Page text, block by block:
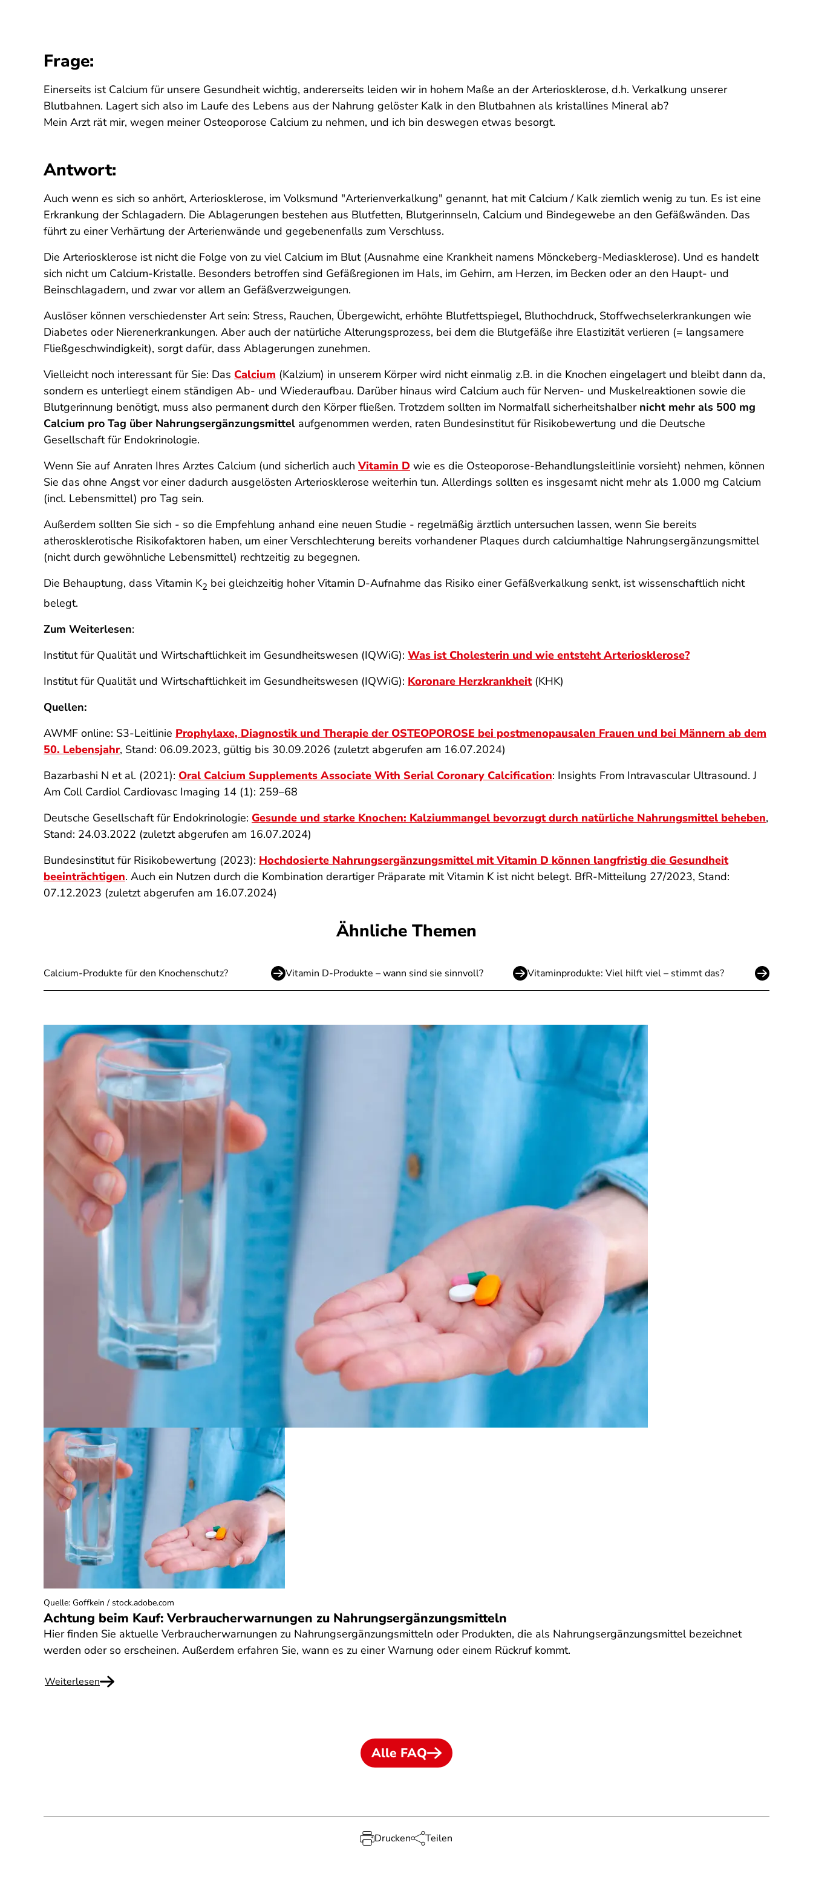
Frage:
Einerseits ist Calcium für unsere Gesundheit wichtig, andererseits leiden wir in hohem Maße an der Arteriosklerose, d.h. Verkalkung unserer
Blutbahnen. Lagert sich also im Laufe des Lebens aus der Nahrung gelöster Kalk in den Blutbahnen als kristallines Mineral ab?
Mein Arzt rät mir, wegen meiner Osteoporose Calcium zu nehmen, und ich bin deswegen etwas besorgt.
Antwort:
Auch wenn es sich so anhört, Arteriosklerose, im Volksmund "Arterienverkalkung" genannt, hat mit Calcium / Kalk ziemlich wenig zu tun. Es ist eine
Erkrankung der Schlagadern. Die Ablagerungen bestehen aus Blutfetten, Blutgerinnseln, Calcium und Bindegewebe an den Gefäßwänden. Das
führt zu einer Verhärtung der Arterienwände und gegebenenfalls zum Verschluss.
Die Arteriosklerose ist nicht die Folge von zu viel Calcium im Blut (Ausnahme eine Krankheit namens Mönckeberg-Mediasklerose). Und es handelt
sich nicht um Calcium-Kristalle. Besonders betroffen sind Gefäßregionen im Hals, im Gehirn, am Herzen, im Becken oder an den Haupt- und
Beinschlagadern, und zwar vor allem an Gefäßverzweigungen.
Auslöser können verschiedenster Art sein: Stress, Rauchen, Übergewicht, erhöhte Blutfettspiegel, Bluthochdruck, Stoffwechselerkrankungen wie
Diabetes oder Nierenerkrankungen. Aber auch der natürliche Alterungsprozess, bei dem die Blutgefäße ihre Elastizität verlieren (= langsamere
Fließgeschwindigkeit), sorgt dafür, dass Ablagerungen zunehmen.
Vielleicht noch interessant für Sie: Das Calcium (Kalzium) in unserem Körper wird nicht einmalig z.B. in die Knochen eingelagert und bleibt dann da,
sondern es unterliegt einem ständigen Ab- und Wiederaufbau. Darüber hinaus wird Calcium auch für Nerven- und Muskelreaktionen sowie die
Blutgerinnung benötigt, muss also permanent durch den Körper fließen. Trotzdem sollten im Normalfall sicherheitshalber nicht mehr als 500 mg
Calcium pro Tag über Nahrungsergänzungsmittel aufgenommen werden, raten Bundesinstitut für Risikobewertung und die Deutsche
Gesellschaft für Endokrinologie.
Wenn Sie auf Anraten Ihres Arztes Calcium (und sicherlich auchVitamin D wie es die Osteoporose-Behandlungsleitlinie vorsieht) nehmen, können
Sie das ohne Angst vor einer dadurch ausgelösten Arteriosklerose weiterhin tun. Allerdings sollten es insgesamt nicht mehr als 1.000 mg Calcium
(incl. Lebensmittel) pro Tag sein.
Außerdem sollten Sie sich - so die Empfehlung anhand eine neuen Studie - regelmäßig ärztlich untersuchen lassen, wenn Sie bereits
atherosklerotische Risikofaktoren haben, um einer Verschlechterung bereits vorhandener Plaques durch calciumhaltige Nahrungsergänzungsmittel
(nicht durch gewöhnliche Lebensmittel) rechtzeitig zu begegnen.
Die Behauptung, dass Vitamin K2 bei gleichzeitig hoher Vitamin D-Aufnahme das Risiko einer Gefäßverkalkung senkt, ist wissenschaftlich nicht
belegt.
Zum Weiterlesen:
Institut für Qualität und Wirtschaftlichkeit im Gesundheitswesen (IQWiG): Was ist Cholesterin und wie entsteht Arteriosklerose?
Institut für Qualität und Wirtschaftlichkeit im Gesundheitswesen (IQWiG): Koronare Herzkrankheit(KHK)
Quellen:
AWMF online: S3-Leitlinie Prophylaxe, Diagnostik und Therapie der OSTEOPOROSE bei postmenopausalen Frauen und bei Männern ab dem
50. Lebensjahr, Stand: 06.09.2023, gültig bis 30.09.2026 (zuletzt abgerufen am 16.07.2024)
Bazarbashi N et al. (2021): Oral Calcium Supplements Associate With Serial Coronary Calcification: Insights From Intravascular Ultrasound. J
Am Coll Cardiol Cardiovasc Imaging 14 (1): 259–68
Deutsche Gesellschaft für Endokrinologie: Gesunde und starke Knochen: Kalziummangel bevorzugt durch natürliche Nahrungsmittel beheben,
Stand: 24.03.2022 (zuletzt abgerufen am 16.07.2024)
Bundesinstitut für Risikobewertung (2023): Hochdosierte Nahrungsergänzungsmittel mit Vitamin D können langfristig die Gesundheit
beeinträchtigen. Auch ein Nutzen durch die Kombination derartiger Präparate mit Vitamin K ist nicht belegt. BfR-Mitteilung 27/2023, Stand:
07.12.2023 (zuletzt abgerufen am 16.07.2024)
Ähnliche Themen
Calcium-Produkte für den Knochenschutz? Vitamin D-Produkte – wann sind sie sinnvoll? Vitaminprodukte: Viel hilft viel – stimmt das?
Achtung beim Kauf: Verbraucherwarnungen zu Nahrungsergänzungsmitteln
Hier finden Sie aktuelle Verbraucherwarnungen zu Nahrungsergänzungsmitteln oder Produkten, die als Nahrungsergänzungsmittel bezeichnet
werden oder so erscheinen. Außerdem erfahren Sie, wann es zu einer Warnung oder einem Rückruf kommt.
Weiterlesen
Quelle: Goffkein / stock.adobe.com
Alle FAQ
Drucken Teilen